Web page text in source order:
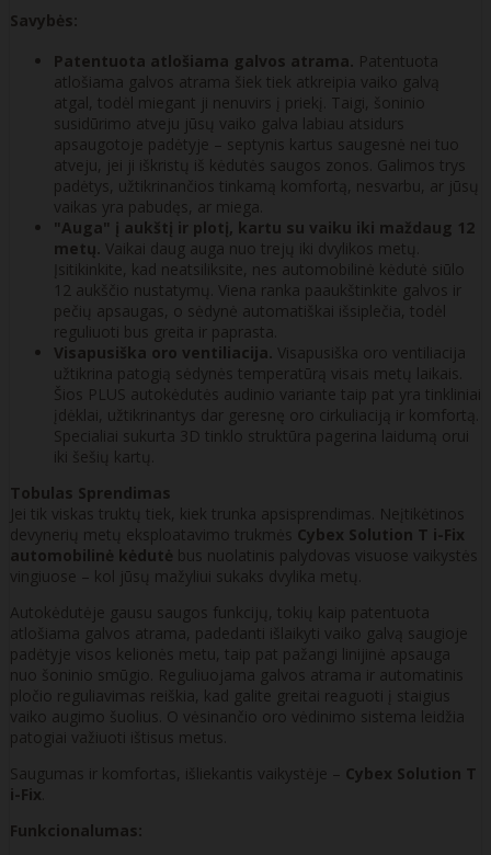
Savybės:
Patentuota atlošiama galvos atrama. Patentuota
atlošiama galvos atrama šiek tiek atkreipia vaiko galvą
atgal, todėl miegant ji nenuvirs į priekį. Taigi, šoninio
susidūrimo atveju jūsų vaiko galva labiau atsidurs
apsaugotoje padėtyje – septynis kartus saugesnė nei tuo
atveju, jei ji iškristų iš kėdutės saugos zonos. Galimos trys
padėtys, užtikrinančios tinkamą komfortą, nesvarbu, ar jūsų
vaikas yra pabudęs, ar miega.
"Auga" į aukštį ir plotį, kartu su vaiku iki maždaug 12
metų. Vaikai daug auga nuo trejų iki dvylikos metų.
Įsitikinkite, kad neatsiliksite, nes automobilinė kėdutė siūlo
12 aukščio nustatymų. Viena ranka paaukštinkite galvos ir
pečių apsaugas, o sėdynė automatiškai išsiplečia, todėl
reguliuoti bus greita ir paprasta.
Visapusiška oro ventiliacija. Visapusiška oro ventiliacija
užtikrina patogią sėdynės temperatūrą visais metų laikais.
Šios PLUS autokėdutės audinio variante taip pat yra tinkliniai
įdėklai, užtikrinantys dar geresnę oro cirkuliaciją ir komfortą.
Specialiai sukurta 3D tinklo struktūra pagerina laidumą orui
iki šešių kartų.
Tobulas Sprendimas
Jei tik viskas truktų tiek, kiek trunka apsisprendimas. Neįtikėtinos
devynerių metų eksploatavimo trukmės Cybex Solution T i-Fix
automobilinė kėdutė bus nuolatinis palydovas visuose vaikystės
vingiuose – kol jūsų mažyliui sukaks dvylika metų.
Autokėdutėje gausu saugos funkcijų, tokių kaip patentuota
atlošiama galvos atrama, padedanti išlaikyti vaiko galvą saugioje
padėtyje visos kelionės metu, taip pat pažangi linijinė apsauga
nuo šoninio smūgio. Reguliuojama galvos atrama ir automatinis
pločio reguliavimas reiškia, kad galite greitai reaguoti į staigius
vaiko augimo šuolius. O vėsinančio oro vėdinimo sistema leidžia
patogiai važiuoti ištisus metus.
Saugumas ir komfortas, išliekantis vaikystėje – Cybex Solution T
i-Fix
Funkcionalumas: